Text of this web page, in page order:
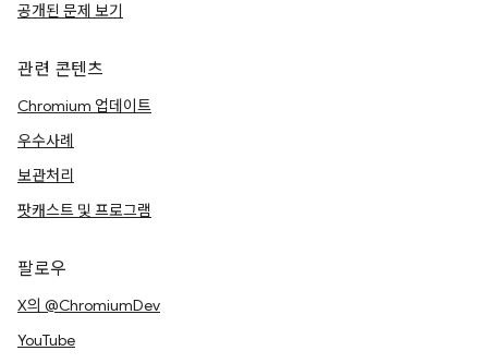
공개된 문제 보기
관련 콘텐츠
Chromium 업데이트
우수사례
보관처리
팟캐스트 및 프로그램
팔로우
X의 @ChromiumDev
YouTube